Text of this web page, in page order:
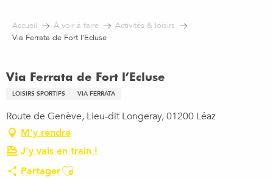
contenu
Accueil À voir à faire
Activités & loisirs
Via Ferrata de Fort l’Ecluse
Via Ferrata de Fort l’Ecluse
LOISIRS SPORTIFS VIA FERRATA
Route de Genève, Lieu-dit Longeray, 01200 Léaz
M'y rendre
J'y vais en train !
PartagerAjouter aux favoris